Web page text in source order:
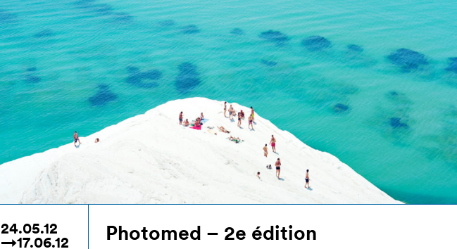
24.05.12
→17.06.12 Photomed – 2e édition